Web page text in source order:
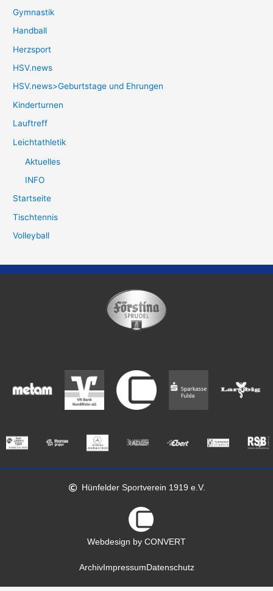
Gymnastik
Handball
Herzsport
HSV.news
HSV.news>Geburtstage und Ehrungen
Kinderturnen
Lauftreff
Leichtathletik
Aktuelles
INFO
Startseite
Tischtennis
Volleyball
Hünfelder Sportverein 1919 e.V.
Webdesign by CONVERT
ArchivImpressumDatenschutz